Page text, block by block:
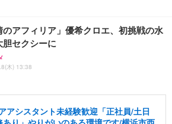
のアフィリア」優希クロエ、初挑戦の水
胆セクシーに
木) 13:38
アシスタント未経験歓迎「正社員/土日